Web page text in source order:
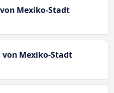
Mexiko-Stadt
Mexiko-Stadt